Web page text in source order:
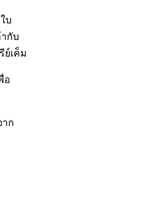
บ
กับ
เค็ม
อ
ก